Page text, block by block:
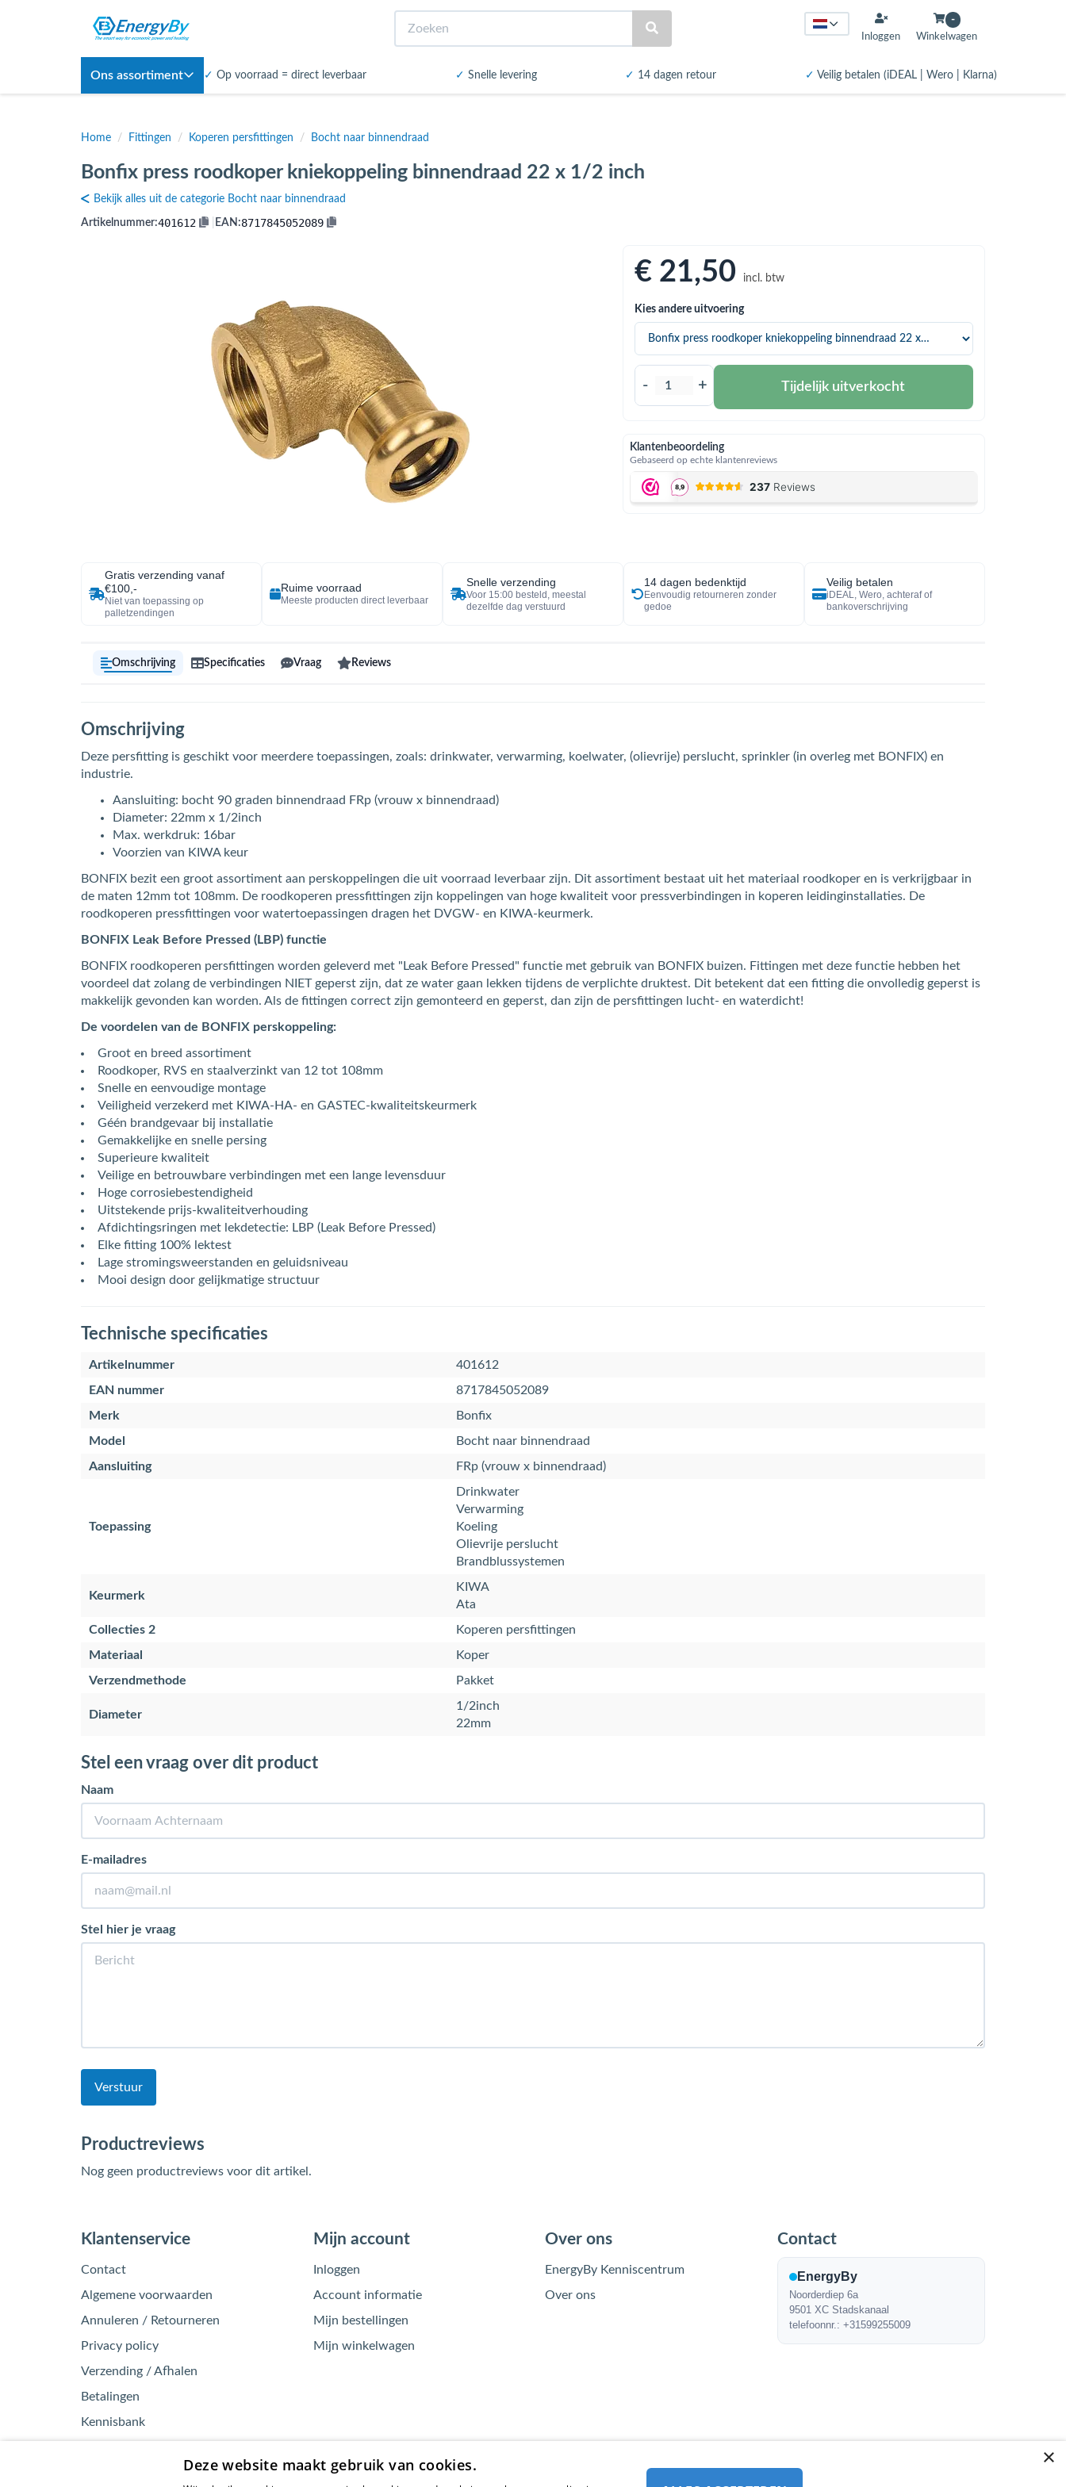
Inloggen
-
Winkelwagen
Ons assortiment ✓ Op voorraad = direct leverbaar ✓ Snelle levering ✓ 14 dagen retour ✓ Veilig betalen (iDEAL | Wero | Klarna)
Home / Fittingen / Koperen persfittingen / Bocht naar binnendraad
Bonfix press roodkoper kniekoppeling binnendraad 22 x 1/2 inch
Bekijk alles uit de categorie Bocht naar binnendraad
Artikelnummer:401612 EAN:8717845052089
€ 21,50 incl. btw
Kies andere uitvoering
- + Tijdelijk uitverkocht
Klantenbeoordeling
Gebaseerd op echte klantenreviews
Gratis verzending vanaf
€100,-
Niet van toepassing op
palletzendingen
Ruime voorraad
Meeste producten direct leverbaar
Snelle verzending
Voor 15:00 besteld, meestal
dezelfde dag verstuurd
14 dagen bedenktijd
Eenvoudig retourneren zonder
gedoe
Veilig betalen
iDEAL, Wero, achteraf of
bankoverschrijving
Omschrijving Specificaties Vraag Reviews
Omschrijving
Deze persfitting is geschikt voor meerdere toepassingen, zoals: drinkwater, verwarming, koelwater, (olievrije) perslucht, sprinkler (in overleg met BONFIX) en
industrie.
Aansluiting: bocht 90 graden binnendraad FRp (vrouw x binnendraad)
Diameter: 22mm x 1/2inch
Max. werkdruk: 16bar
Voorzien van KIWA keur
BONFIX bezit een groot assortiment aan perskoppelingen die uit voorraad leverbaar zijn. Dit assortiment bestaat uit het materiaal roodkoper en is verkrijgbaar in
de maten 12mm tot 108mm. De roodkoperen pressfittingen zijn koppelingen van hoge kwaliteit voor pressverbindingen in koperen leidinginstallaties. De
roodkoperen pressfittingen voor watertoepassingen dragen het DVGW- en KIWA-keurmerk.
BONFIX Leak Before Pressed (LBP) functie
BONFIX roodkoperen persfittingen worden geleverd met "Leak Before Pressed" functie met gebruik van BONFIX buizen. Fittingen met deze functie hebben het
voordeel dat zolang de verbindingen NIET geperst zijn, dat ze water gaan lekken tijdens de verplichte druktest. Dit betekent dat een fitting die onvolledig geperst is
makkelijk gevonden kan worden. Als de fittingen correct zijn gemonteerd en geperst, dan zijn de persfittingen lucht- en waterdicht!
De voordelen van de BONFIX perskoppeling:
Groot en breed assortiment
Roodkoper, RVS en staalverzinkt van 12 tot 108mm
Snelle en eenvoudige montage
Veiligheid verzekerd met KIWA-HA- en GASTEC-kwaliteitskeurmerk
Géén brandgevaar bij installatie
Gemakkelijke en snelle persing
Superieure kwaliteit
Veilige en betrouwbare verbindingen met een lange levensduur
Hoge corrosiebestendigheid
Uitstekende prijs-kwaliteitverhouding
Afdichtingsringen met lekdetectie: LBP (Leak Before Pressed)
Elke fitting 100% lektest
Lage stromingsweerstanden en geluidsniveau
Mooi design door gelijkmatige structuur
Technische specificaties
Artikelnummer
401612
EAN nummer
8717845052089
Merk
Bonfix
Model
Bocht naar binnendraad
Aansluiting
FRp (vrouw x binnendraad)
Toepassing
Drinkwater
Verwarming
Koeling
Olievrije perslucht
Brandblussystemen
Keurmerk
KIWA
Ata
Collecties 2
Koperen persfittingen
Materiaal
Koper
Verzendmethode
Pakket
Diameter
1/2inch
22mm
Stel een vraag over dit product
Naam
E-mailadres
Stel hier je vraag
Verstuur
Productreviews
Nog geen productreviews voor dit artikel.
Klantenservice
Contact
Algemene voorwaarden
Annuleren / Retourneren
Privacy policy
Verzending / Afhalen
Betalingen
Kennisbank
Mijn account
Inloggen
Account informatie
Mijn bestellingen
Mijn winkelwagen
Over ons
EnergyBy Kenniscentrum
Over ons
Contact
EnergyBy
Noorderdiep 6a
9501 XC Stadskanaal
telefoonnr.: +31599255009
×
Deze website maakt gebruik van cookies.